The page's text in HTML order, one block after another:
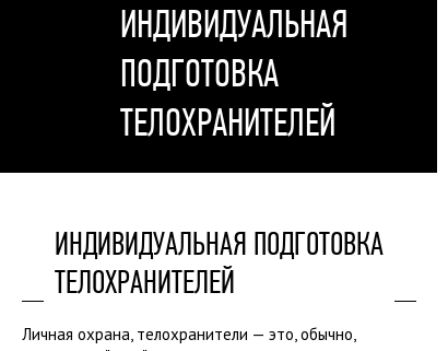
ИНДИВИДУАЛЬНАЯ
ПОДГОТОВКА
ТЕЛОХРАНИТЕЛЕЙ
ИНДИВИДУАЛЬНАЯ ПОДГОТОВКА
ТЕЛОХРАНИТЕЛЕЙ
Личная охрана, телохранители — это, обычно,